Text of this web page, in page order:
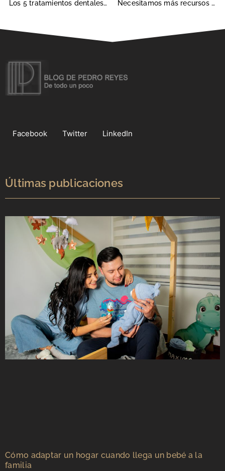
Los 5 tratamientos dentales más comunes Necesitamos más recursos para combatir los problemas de índole mental
Facebook Twitter LinkedIn
Últimas publicaciones
Cómo adaptar un hogar cuando llega un bebé a la
familia